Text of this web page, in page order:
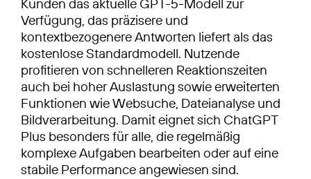
Kunden das aktuelle GPT-5-Modell zur
Verfügung, das präzisere und
kontextbezogenere Antworten liefert als das
kostenlose Standardmodell. Nutzende
profitieren von schnelleren Reaktionszeiten
auch bei hoher Auslastung sowie erweiterten
Funktionen wie Websuche, Dateianalyse und
Bildverarbeitung. Damit eignet sich ChatGPT
Plus besonders für alle, die regelmäßig
komplexe Aufgaben bearbeiten oder auf eine
stabile Performance angewiesen sind.